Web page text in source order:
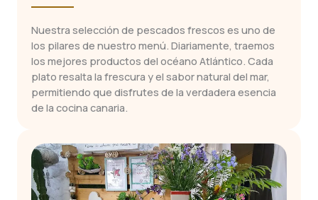
Nuestra selección de pescados frescos es uno de
los pilares de nuestro menú. Diariamente, traemos
los mejores productos del océano Atlántico. Cada
plato resalta la frescura y el sabor natural del mar,
permitiendo que disfrutes de la verdadera esencia
de la cocina canaria.